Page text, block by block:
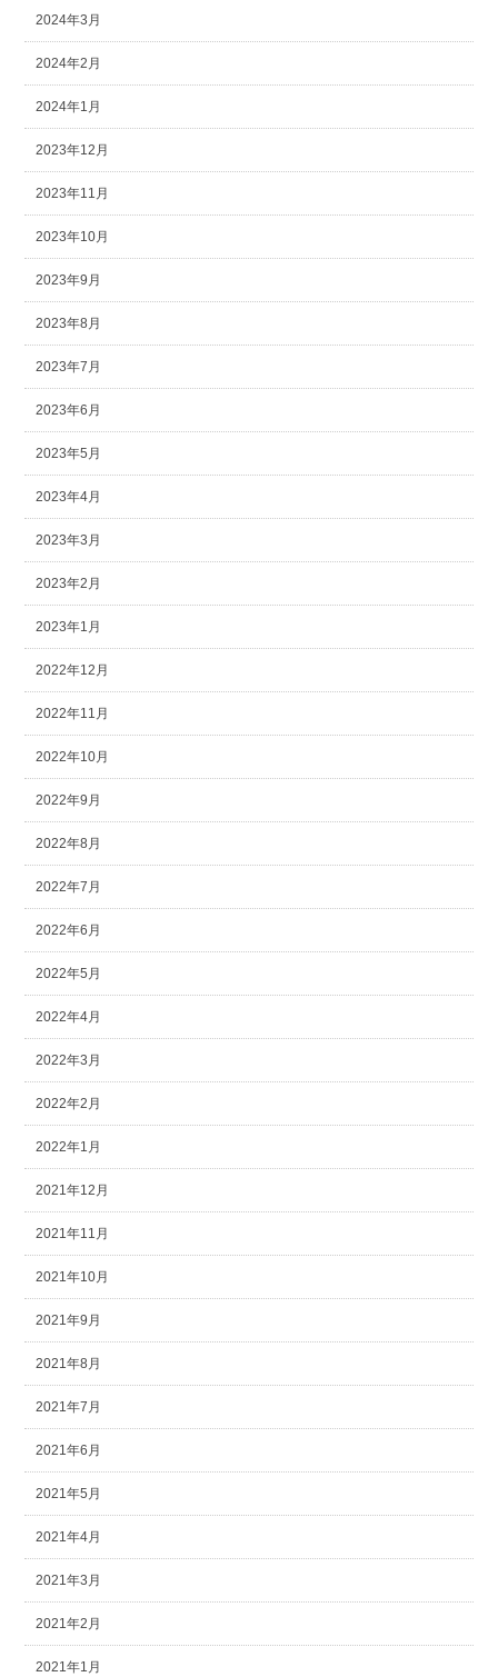
2024年3月
2024年2月
2024年1月
2023年12月
2023年11月
2023年10月
2023年9月
2023年8月
2023年7月
2023年6月
2023年5月
2023年4月
2023年3月
2023年2月
2023年1月
2022年12月
2022年11月
2022年10月
2022年9月
2022年8月
2022年7月
2022年6月
2022年5月
2022年4月
2022年3月
2022年2月
2022年1月
2021年12月
2021年11月
2021年10月
2021年9月
2021年8月
2021年7月
2021年6月
2021年5月
2021年4月
2021年3月
2021年2月
2021年1月